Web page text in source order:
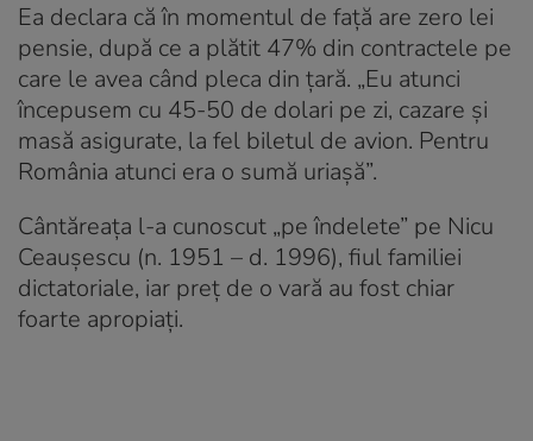
Ea declara că în momentul de față are zero lei
pensie, după ce a plătit 47% din contractele pe
care le avea când pleca din țară. „Eu atunci
începusem cu 45-50 de dolari pe zi, cazare și
masă asigurate, la fel biletul de avion. Pentru
România atunci era o sumă uriașă”.
Cântăreața l-a cunoscut „pe îndelete” pe Nicu
Ceaușescu (n. 1951 – d. 1996), fiul familiei
dictatoriale, iar preț de o vară au fost chiar
foarte apropiați.